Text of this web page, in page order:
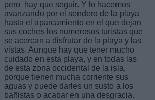
pero hay que seguir. Y lo hacemos
avanzando por el sendero de la playa
hasta el aparcamiento en el que dejan
sus coches los numerosos turistas que
se acercan a disfrutar de la playa y las
vistas. Aunque hay que tener mucho
cuidado en esta playa, y en todas las
de esta zona occidental de la isla,
porque tienen mucha corriente sus
aguas y puede darles un susto a los
bañistas o acabar en una desgracia.